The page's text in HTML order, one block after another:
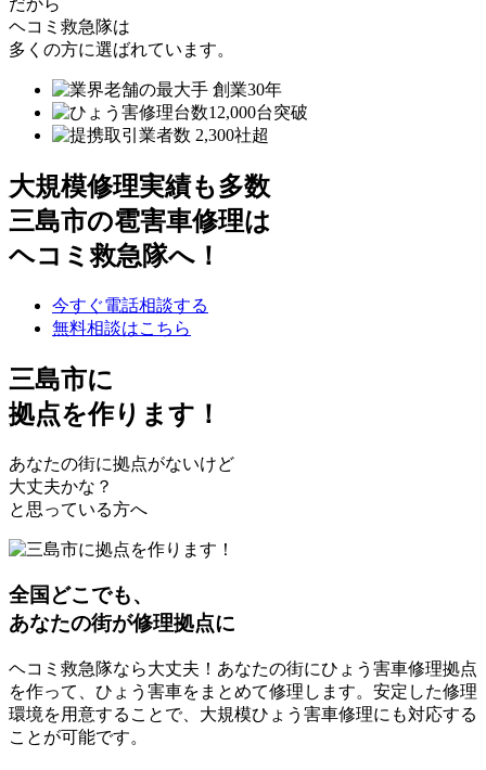
ヘコミ救急隊は
多くの方に選ばれています。
大規模修理実績も多数
三島市の雹害車修理は
ヘコミ救急隊へ！
今すぐ電話相談する
無料相談はこちら
三島市に
拠点を作ります！
あなたの街に拠点がないけど
大丈夫かな？
と思っている方へ
全国どこでも、
あなたの街が修理拠点に
ヘコミ救急隊なら大丈夫！あなたの街にひょう害車修理拠点
を作って、ひょう害車をまとめて修理します。安定した修理
環境を用意することで、大規模ひょう害車修理にも対応する
ことが可能です。